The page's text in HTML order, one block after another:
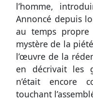
l’homme,
Annoncé depuis
au temps
mystère de la
l’œuvre de la
en décrivait les
n’était encore
touchant